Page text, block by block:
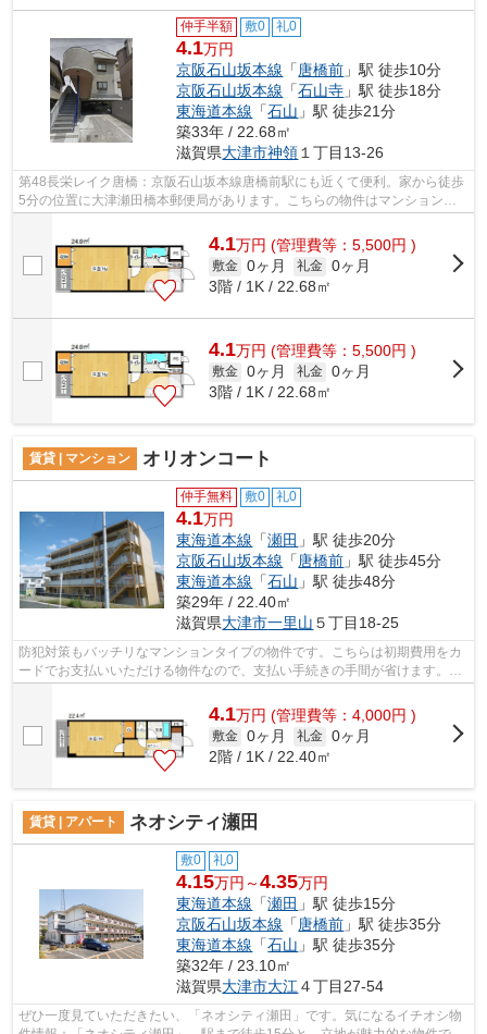
仲手半額 敷0 礼0
4.1万円
京阪石山坂本線 「 唐橋前 」駅 徒歩10分
京阪石山坂本線 「石山寺 」駅 徒歩18分
東海道本線 「石山 」駅 徒歩21分
築33年 / 22.68㎡
滋賀県大津市神領 １丁目13-26
第48長栄レイク唐橋：京阪石山坂本線唐橋前駅にも近くて便利。家から徒歩
5分の位置に大津瀬田橋本郵便局があります。こちらの物件はマンションで
す。2沿線利用可能な物件です。大津市...
4.1万円 (管理費等：5,500円 )
敷金 0ヶ月 礼金 0ヶ月
3階 / 1K / 22.68㎡
4.1万円 (管理費等：5,500円 )
敷金 0ヶ月 礼金 0ヶ月
3階 / 1K / 22.68㎡
賃貸 | マンション オリオンコート
仲手無料 敷0 礼0
4.1万円
東海道本線 「瀬田 」駅 徒歩20分
京阪石山坂本線 「 唐橋前 」駅 徒歩45分
東海道本線 「石山 」駅 徒歩48分
築29年 / 22.40㎡
滋賀県大津市一里山 ５丁目18-25
防犯対策もバッチリなマンションタイプの物件です。こちらは初期費用をカ
ードでお支払いいただける物件なので、支払い手続きの手間が省けます。賃
貸物件のことでお困りなら、まずは当...
4.1万円 (管理費等：4,000円 )
敷金 0ヶ月 礼金 0ヶ月
2階 / 1K / 22.40㎡
賃貸 | アパート ネオシティ瀬田
敷0 礼0
4.15万円～4.35万円
東海道本線 「瀬田 」駅 徒歩15分
京阪石山坂本線 「唐橋前 」駅 徒歩35分
東海道本線 「石山 」駅 徒歩35分
築32年 / 23.10㎡
滋賀県大津市大江４丁目27-54
ぜひ一度見ていただきたい、「ネオシティ瀬田」です。気になるイチオシ物